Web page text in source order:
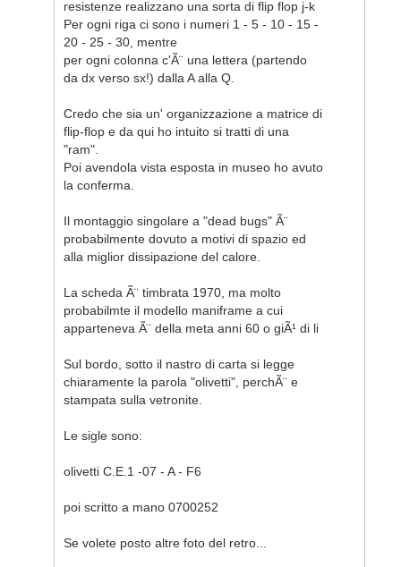
resistenze realizzano una sorta di flip flop j-k
Per ogni riga ci sono i numeri 1 - 5 - 10 - 15 -
20 - 25 - 30, mentre
per ogni colonna c'Ã¨ una lettera (partendo
da dx verso sx!) dalla A alla Q.
Credo che sia un' organizzazione a matrice di
flip-flop e da qui ho intuito si tratti di una
"ram".
Poi avendola vista esposta in museo ho avuto
la conferma.
Il montaggio singolare a "dead bugs" Ã¨
probabilmente dovuto a motivi di spazio ed
alla miglior dissipazione del calore.
La scheda Ã¨ timbrata 1970, ma molto
probabilmte il modello maniframe a cui
apparteneva Ã¨ della meta anni 60 o giÃ¹ di li
Sul bordo, sotto il nastro di carta si legge
chiaramente la parola "olivetti", perchÃ¨ e
stampata sulla vetronite.
Le sigle sono:
olivetti C.E.1 -07 - A - F6
poi scritto a mano 0700252
Se volete posto altre foto del retro...